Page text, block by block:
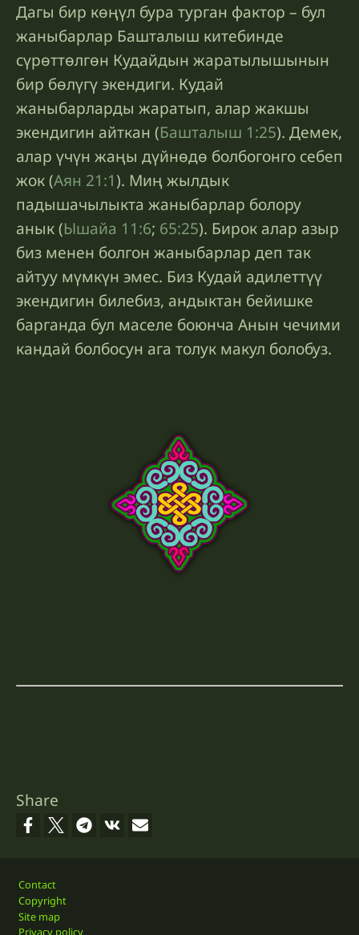
Дагы бир көңүл бура турган фактор – бул
жаныбарлар Башталыш китебинде
сүрөттөлгөн Кудайдын жаратылышынын
бир бөлүгү экендиги. Кудай
жаныбарларды жаратып, алар жакшы
экендигин айткан (Башталыш 1:25). Демек,
алар үчүн жаңы дүйнөдө болбогонго себеп
жок (Аян 21:1). Миң жылдык
падышачылыкта жаныбарлар болору
анык (Ышайа 11:6; 65:25). Бирок алар азыр
биз менен болгон жаныбарлар деп так
айтуу мүмкүн эмес. Биз Кудай адилеттүү
экендигин билебиз, андыктан бейишке
барганда бул маселе боюнча Анын чечими
кандай болбосун ага толук макул болобуз.
Share
Footer
Contact
Copyright
Site map
Privacy policy